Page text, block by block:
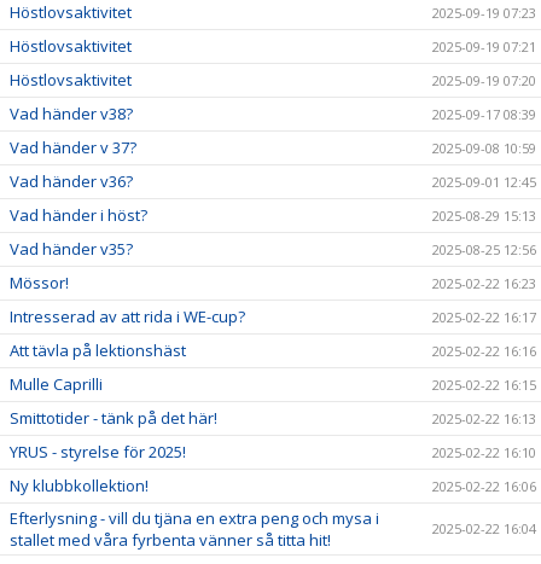
Höstlovsaktivitet 2025-09-19 07:23
Höstlovsaktivitet 2025-09-19 07:21
Höstlovsaktivitet 2025-09-19 07:20
Vad händer v38? 2025-09-17 08:39
Vad händer v 37? 2025-09-08 10:59
Vad händer v36? 2025-09-01 12:45
Vad händer i höst? 2025-08-29 15:13
Vad händer v35? 2025-08-25 12:56
Mössor! 2025-02-22 16:23
Intresserad av att rida i WE-cup? 2025-02-22 16:17
Att tävla på lektionshäst 2025-02-22 16:16
Mulle Caprilli 2025-02-22 16:15
Smittotider - tänk på det här! 2025-02-22 16:13
YRUS - styrelse för 2025! 2025-02-22 16:10
Ny klubbkollektion! 2025-02-22 16:06
Efterlysning - vill du tjäna en extra peng och mysa i
stallet med våra fyrbenta vänner så titta hit!
2025-02-22 16:04